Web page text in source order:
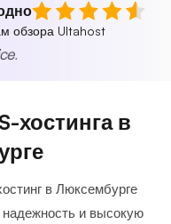
обзора Ultahost
хостинга в
в Люксембурге
и высокую